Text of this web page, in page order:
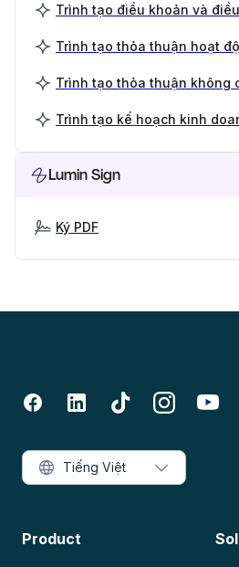
Trình tạo điều khoản và
Trình tạo thỏa thuận hoạt
Trình tạo thỏa thuận không
Trình tạo kế hoạch kinh
Lumin Sign
Ký PDF
Product
Tiếng Việt